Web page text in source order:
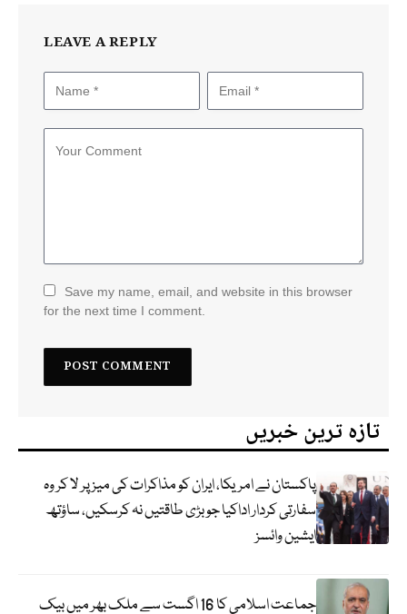
LEAVE A REPLY
Save my name, email, and website in this browser
for the next time I comment.
تازہ ترین خبریں
پاکستان نے امریکا، ایران کو مذاکرات کی میز پر لا کر وہ
سفارتی کردار اداکیا جو بڑی طاقتیں نہ کرسکیں، ساؤتھ
ایشین وائسز
جماعت اسلامی کا 16 اگست سے ملک بھر میں بیک